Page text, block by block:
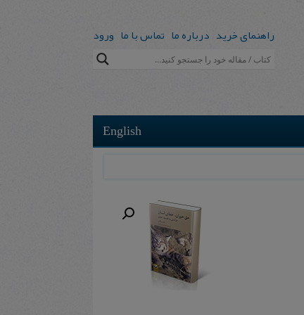
راهنمای خرید درباره ما تماس با ما ورود
English